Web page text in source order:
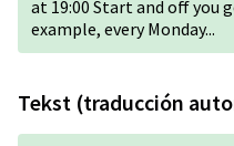
at 19:00 Start and off you
example, every Monday...
Tekst (traducción